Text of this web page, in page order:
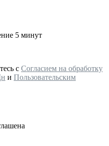
5 минут
с Согласием на обработку
и Пользовательским